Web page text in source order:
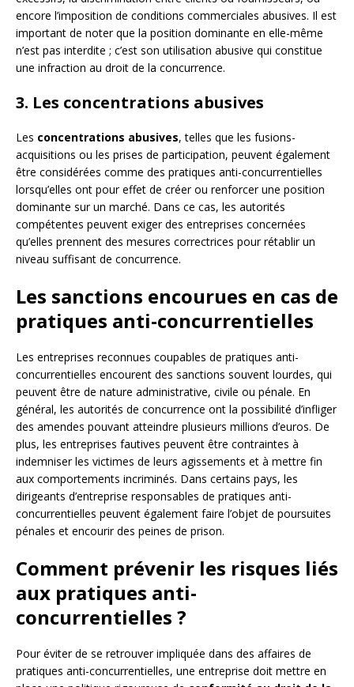
encore l’imposition de conditions commerciales abusives. Il est
important de noter que la position dominante en elle-même
n’est pas interdite ; c’est son utilisation abusive qui constitue
une infraction au droit de la concurrence.
3. Les concentrations abusives
Les concentrations abusives, telles que les fusions-
acquisitions ou les prises de participation, peuvent également
être considérées comme des pratiques anti-concurrentielles
lorsqu’elles ont pour effet de créer ou renforcer une position
dominante sur un marché. Dans ce cas, les autorités
compétentes peuvent exiger des entreprises concernées
qu’elles prennent des mesures correctrices pour rétablir un
niveau suffisant de concurrence.
Les sanctions encourues en cas de
pratiques anti-concurrentielles
Les entreprises reconnues coupables de pratiques anti-
concurrentielles encourent des sanctions souvent lourdes, qui
peuvent être de nature administrative, civile ou pénale. En
général, les autorités de concurrence ont la possibilité d’infliger
des amendes pouvant atteindre plusieurs millions d’euros. De
plus, les entreprises fautives peuvent être contraintes à
indemniser les victimes de leurs agissements et à mettre fin
aux comportements incriminés. Dans certains pays, les
dirigeants d’entreprise responsables de pratiques anti-
concurrentielles peuvent également faire l’objet de poursuites
pénales et encourir des peines de prison.
Comment prévenir les risques liés
aux pratiques anti-
concurrentielles ?
Pour éviter de se retrouver impliquée dans des affaires de
pratiques anti-concurrentielles, une entreprise doit mettre en